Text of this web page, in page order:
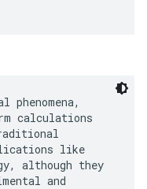
phenomena,
calculations
like
although they
and